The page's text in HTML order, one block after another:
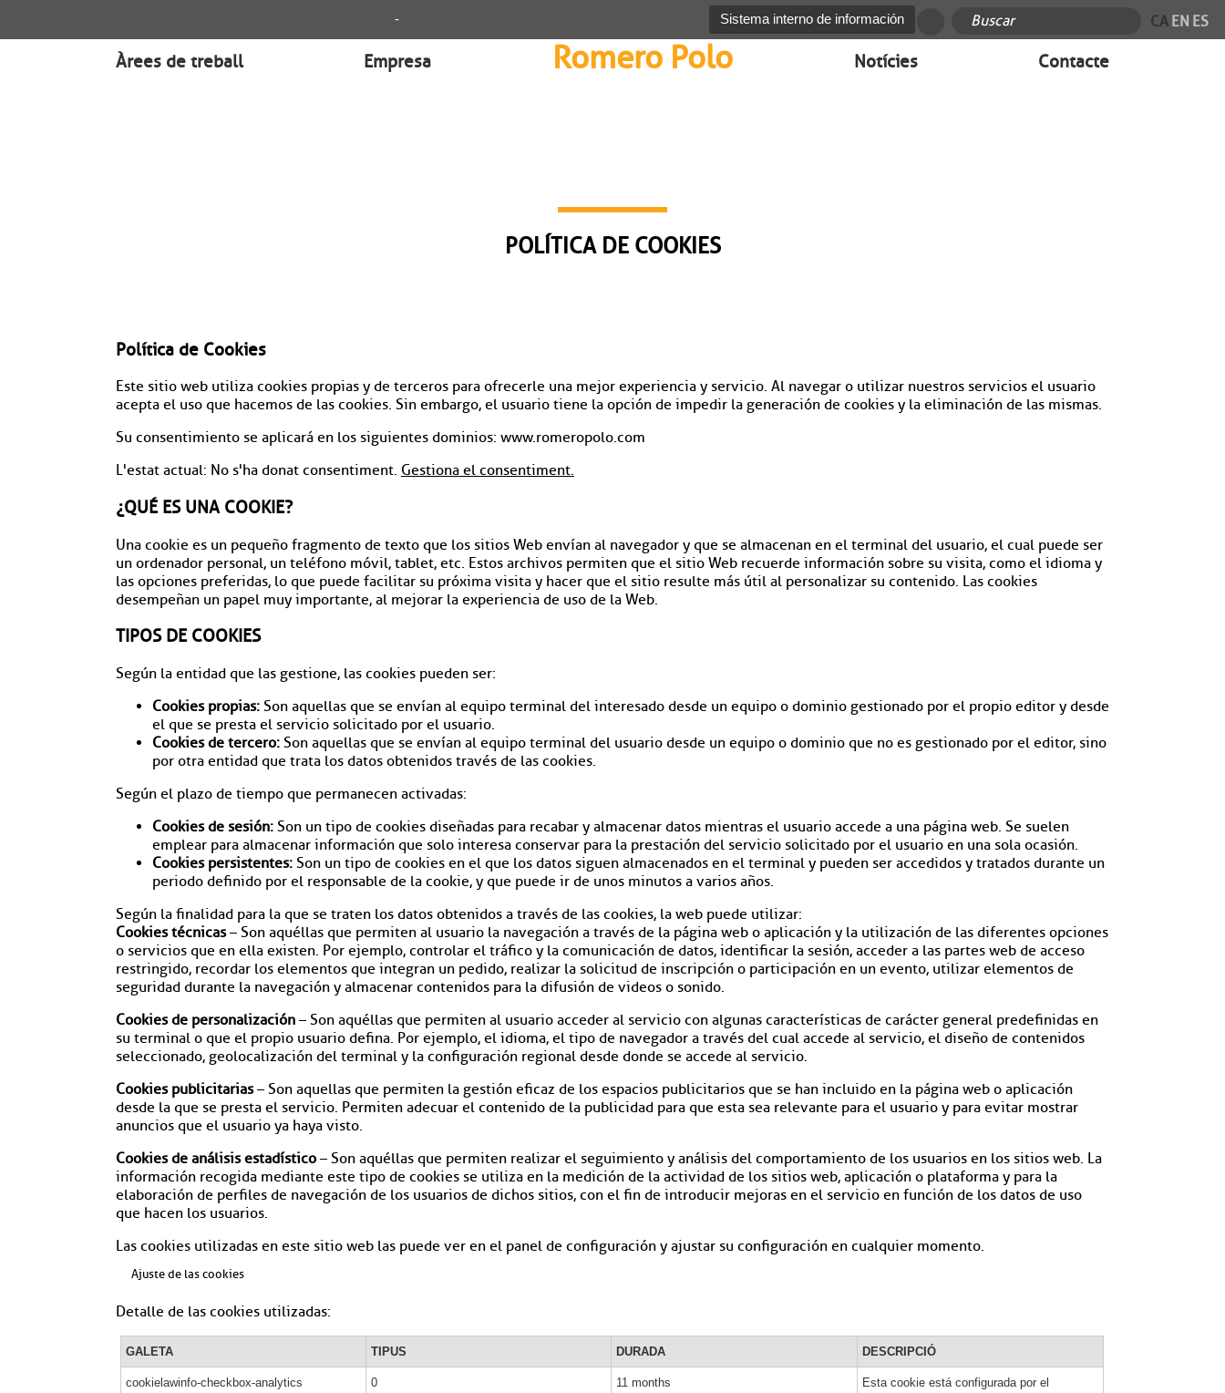
- Sistema interno de información CA EN ES
Àrees de treball Empresa Romero Polo Notícies Contacte
POLÍTICA DE COOKIES
Política de Cookies
Este sitio web utiliza cookies propias y de terceros para ofrecerle una mejor experiencia y servicio. Al navegar o utilizar nuestros servicios el usuario
acepta el uso que hacemos de las cookies. Sin embargo, el usuario tiene la opción de impedir la generación de cookies y la eliminación de las mismas.
Su consentimiento se aplicará en los siguientes dominios: www.romeropolo.com
L'estat actual: No s'ha donat consentiment. Gestiona el consentiment.
¿QUÉ ES UNA COOKIE?
Una cookie es un pequeño fragmento de texto que los sitios Web envían al navegador y que se almacenan en el terminal del usuario, el cual puede ser
un ordenador personal, un teléfono móvil, tablet, etc. Estos archivos permiten que el sitio Web recuerde información sobre su visita, como el idioma y
las opciones preferidas, lo que puede facilitar su próxima visita y hacer que el sitio resulte más útil al personalizar su contenido. Las cookies
desempeñan un papel muy importante, al mejorar la experiencia de uso de la Web.
TIPOS DE COOKIES
Según la entidad que las gestione, las cookies pueden ser:
Cookies propias:Son aquellas que se envían al equipo terminal del interesado desde un equipo o dominio gestionado por el propio editor y desde
el que se presta el servicio solicitado por el usuario.
Cookies de tercero:Son aquellas que se envían al equipo terminal del usuario desde un equipo o dominio que no es gestionado por el editor, sino
por otra entidad que trata los datos obtenidos través de las cookies.
Según el plazo de tiempo que permanecen activadas:
Cookies de sesión:Son un tipo de cookies diseñadas para recabar y almacenar datos mientras el usuario accede a una página web. Se suelen
emplear para almacenar información que solo interesa conservar para la prestación del servicio solicitado por el usuario en una sola ocasión.
Cookies persistentes:Son un tipo de cookies en el que los datos siguen almacenados en el terminal y pueden ser accedidos y tratados durante un
periodo definido por el responsable de la cookie, y que puede ir de unos minutos a varios años.
Según la finalidad para la que se traten los datos obtenidos a través de las cookies, la web puede utilizar:
Cookies técnicas– Son aquéllas que permiten al usuario la navegación a través de la página web o aplicación y la utilización de las diferentes opciones
o servicios que en ella existen. Por ejemplo, controlar el tráfico y la comunicación de datos, identificar la sesión, acceder a las partes web de acceso
restringido, recordar los elementos que integran un pedido, realizar la solicitud de inscripción o participación en un evento, utilizar elementos de
seguridad durante la navegación y almacenar contenidos para la difusión de videos o sonido.
Cookies de personalización– Son aquéllas que permiten al usuario acceder al servicio con algunas características de carácter general predefinidas en
su terminal o que el propio usuario defina. Por ejemplo, el idioma, el tipo de navegador a través del cual accede al servicio, el diseño de contenidos
seleccionado, geolocalización del terminal y la configuración regional desde donde se accede al servicio.
Cookies publicitarias– Son aquellas que permiten la gestión eficaz de los espacios publicitarios que se han incluido en la página web o aplicación
desde la que se presta el servicio. Permiten adecuar el contenido de la publicidad para que esta sea relevante para el usuario y para evitar mostrar
anuncios que el usuario ya haya visto.
Cookies de análisis estadístico– Son aquéllas que permiten realizar el seguimiento y análisis del comportamiento de los usuarios en los sitios web. La
información recogida mediante este tipo de cookies se utiliza en la medición de la actividad de los sitios web, aplicación o plataforma y para la
elaboración de perfiles de navegación de los usuarios de dichos sitios, con el fin de introducir mejoras en el servicio en función de los datos de uso
que hacen los usuarios.
Las cookies utilizadas en este sitio web las puede ver en el panel de configuración y ajustar su configuración en cualquier momento.
Ajuste de las cookies
Detalle de las cookies utilizadas:
GALETA TIPUS DURADA DESCRIPCIÓ
cookielawinfo-checkbox-analytics 0 11 months
Esta cookie está configurada por el